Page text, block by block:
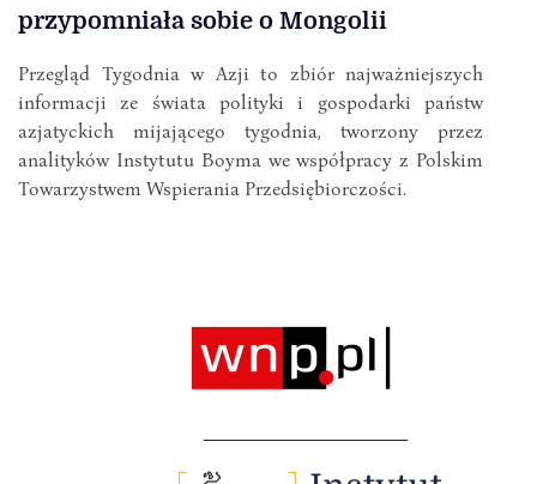
przypomniała sobie o Mongolii
Przegląd Tygodnia w Azji to zbiór najważniejszych
informacji ze świata polityki i gospodarki państw
azjatyckich mijającego tygodnia, tworzony przez
analityków Instytutu Boyma we współpracy z Polskim
Towarzystwem Wspierania Przedsiębiorczości.